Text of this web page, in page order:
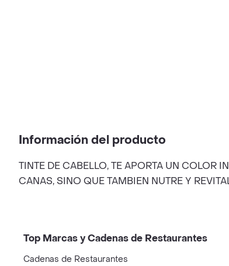
Información del producto
TINTE DE CABELLO, TE APORTA UN COLOR
CANAS, SINO QUE TAMBIEN NUTRE Y
Top Marcas y Cadenas de Restaurantes
Cadenas de Restaurantes